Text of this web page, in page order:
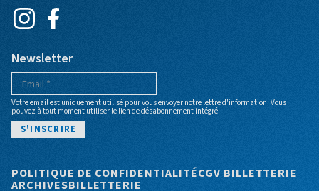
Newsletter
Votre email est uniquement utilisé pour vous envoyer notre lettre d'information. Vous
pouvez à tout moment utiliser le lien de désabonnement intégré.
Pied de page
POLITIQUE DE CONFIDENTIALITÉCGV BILLETTERIE
ARCHIVESBILLETTERIE